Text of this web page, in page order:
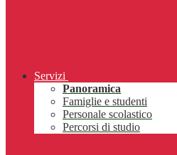
Servizi
Panoramica
Famiglie e studenti
Personale scolastico
Percorsi di studio